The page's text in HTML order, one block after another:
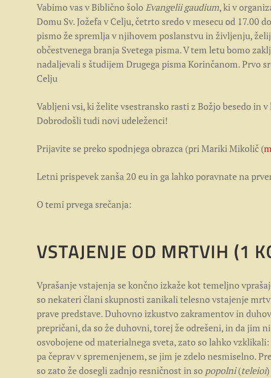
Vabimo vas v Biblično šoloEvangelii gaudium, ki v
Domu Sv. Jožefa v Celju, četrto sredo v mesecu od 17.00
pismo že spremlja v njihovem poslanstvu in življenju,
občestvenega branja Svetega pisma. V tem letu bomo
nadaljevali s študijem Drugega pisma Korinčanom. Prvo
Celju
Vabljeni vsi, ki želite vsestransko rasti z Božjo besedo in
Dobrodošli tudi novi udeleženci!
Prijavite se preko spodnjega obrazca (pri Mariki Mikolič (
Letni prispevek zanša 20 eu in ga lahko poravnate na
O temi prvega srečanja:
VSTAJENJE OD MRTVIH (1
Vprašanje vstajenja se končno izkaže kot temeljno
so nekateri člani skupnosti zanikali telesno vstajenje
prave predstave. Duhovno izkustvo zakramentov in
prepričani, da so že duhovni, torej že odrešeni, in da jim
osvobojene od materialnega sveta, zato so lahko vzklikali:
pa čeprav v spremenjenem, se jim je zdelo nesmiselno.
so zato že dosegli zadnjo resničnost in so popolni(teleioi